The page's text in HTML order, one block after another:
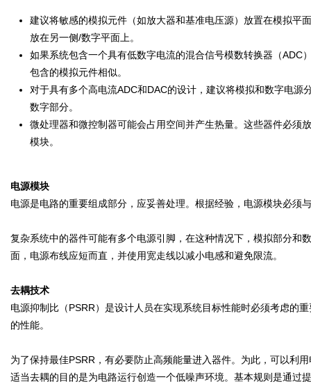
建议将敏感的模拟元件（如放大器和基准电压源）放置在模拟平
放在另一侧/数字平面上。
如果系统包含一个具有低数字电流的混合信号模数转换器（
包含的模拟元件相似。
对于具有多个高电流ADC和DAC的设计，建议将模拟和数字电
数字部分。
微处理器和微控制器可能会占用空间并产生热量。这些器件必须
模块。
电源模块
电源是电路的重要组成部分，应妥善处理。根据经验，电源模块必须
复杂系统中的器件可能有多个电源引脚，在这种情况下，模拟部分和
面，电源布线应短而直，并使用宽走线以减小电感和避免限流。
去耦技术
电源抑制比（PSRR）是设计人员在实现系统目标性能时必须考虑的
的性能。
为了保持最佳PSRR，有必要防止高频能量进入器件。为此，可以利
适当去耦的目的是为电路运行创造一个低噪声环境。基本规则是通过